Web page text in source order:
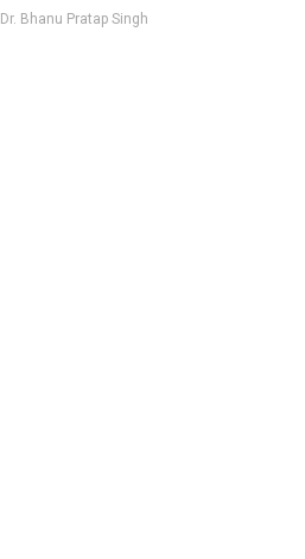
Dr. Bhanu Pratap Singh